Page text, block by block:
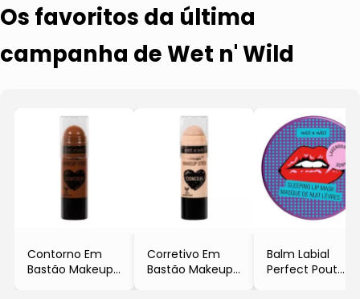
Os favoritos da última
campanha de Wet n' Wild
Contorno Em
Bastão Makeup
Corretivo Em
Bastão Makeup
Balm Labial
Perfect Pout